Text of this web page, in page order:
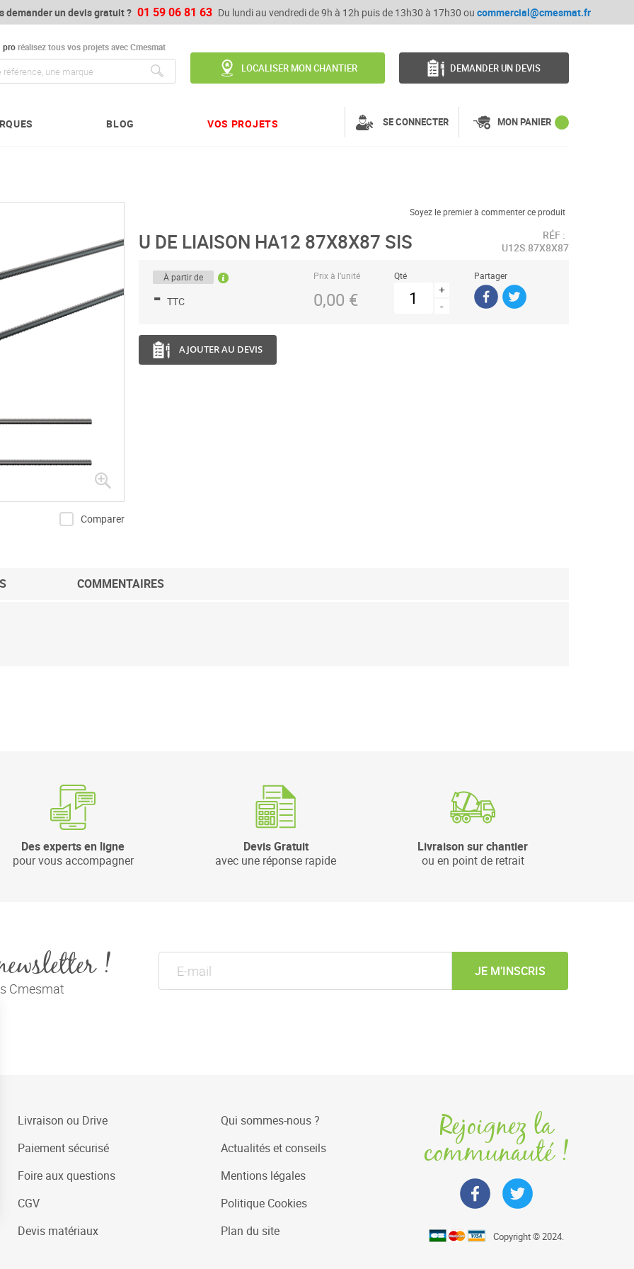
demander un devis gratuit ? 01 59 06 81 63 Du lundi au vendredi de 9h à 12h puis de 13h30 à 17h30 ou commercial@cmesmat.fr
proréalisez tous vos projets avec Cmesmat
LOCALISER MON CHANTIER DEMANDER UN DEVIS
BLOG VOS PROJETS SE CONNECTER MON PANIER
Comparer
Soyez le premier à commenter ce produit
U DE LIAISON HA12 87X8X87 SIS
RÉF :
U12S.87X8X87
À partir de
- TTC
Prix à l’unité
0,00 €
Qté
+
-
Partager
AJOUTER AU DEVIS
COMMENTAIRES
Des experts en ligne
pour vous accompagner
Devis Gratuit
avec une réponse rapide
Livraison sur chantier
ou en point de retrait
!
Cmesmat
JE M’INSCRIS
Livraison ou Drive
Paiement sécurisé
Foire aux questions
CGV
Devis matériaux
Qui sommes-nous ?
Actualités et conseils
Mentions légales
Politique Cookies
Plan du site
Rejoignez la
communauté !
Copyright © 2024.